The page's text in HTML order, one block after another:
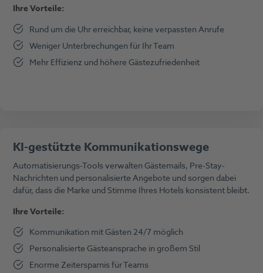
Ihre Vorteile:
Rund um die Uhr erreichbar, keine verpassten Anrufe
Weniger Unterbrechungen für Ihr Team
Mehr Effizienz und höhere Gästezufriedenheit
KI-gestützte Kommunikationswege
Automatisierungs-Tools verwalten Gästemails, Pre-Stay-
Nachrichten und personalisierte Angebote und sorgen dabei
dafür, dass die Marke und Stimme Ihres Hotels konsistent bleibt.
Ihre Vorteile:
Kommunikation mit Gästen 24/7 möglich
Personalisierte Gästeansprache in großem Stil
Enorme Zeitersparnis für Teams